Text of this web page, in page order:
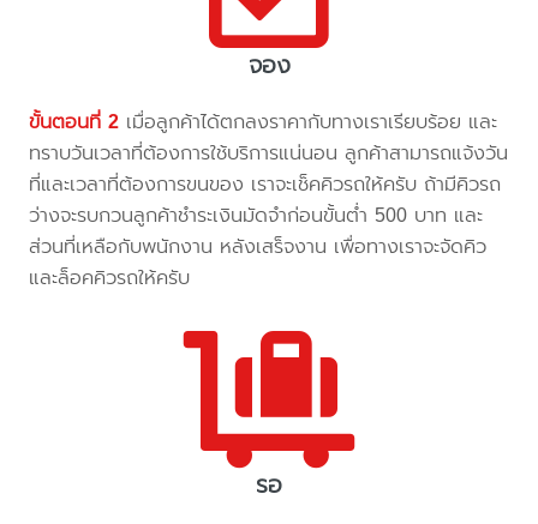
จอง
ขั้นตอนที่ 2 เมื่อลูกค้าได้ตกลงราคากับทางเราเรียบร้อย และ
ทราบวันเวลาที่ต้องการใช้บริการแน่นอน ลูกค้าสามารถแจ้งวัน
ที่และเวลาที่ต้องการขนของ เราจะเช็คคิวรถให้ครับ ถ้ามีคิวรถ
ว่างจะรบกวนลูกค้าชำระเงินมัดจำก่อนขั้นต่ำ 500 บาท และ
ส่วนที่เหลือกับพนักงาน หลังเสร็จงาน เพื่อทางเราจะจัดคิว
และล็อคคิวรถให้ครับ
รอ